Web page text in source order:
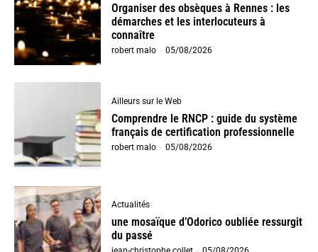
Organiser des obsèques à Rennes : les
démarches et les interlocuteurs à
connaître
robert malo - 05/08/2026
Ailleurs sur le Web
Comprendre le RNCP : guide du système
français de certification professionnelle
robert malo - 05/08/2026
Actualités
une mosaïque d’Odorico oubliée ressurgit
du passé